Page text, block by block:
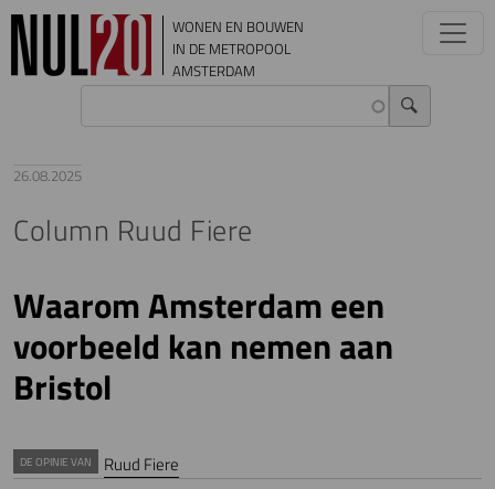
Overslaan en naar de inhoud gaan
WONEN EN BOUWEN
IN DE METROPOOL
AMSTERDAM
26.08.2025
Column Ruud Fiere
Waarom Amsterdam een
voorbeeld kan nemen aan
Bristol
DE OPINIE VAN Ruud Fiere